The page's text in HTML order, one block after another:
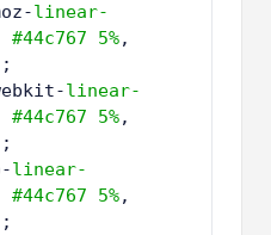
linear-
#44c767 5%
linear-
#44c767 5%
linear-
#44c767 5%